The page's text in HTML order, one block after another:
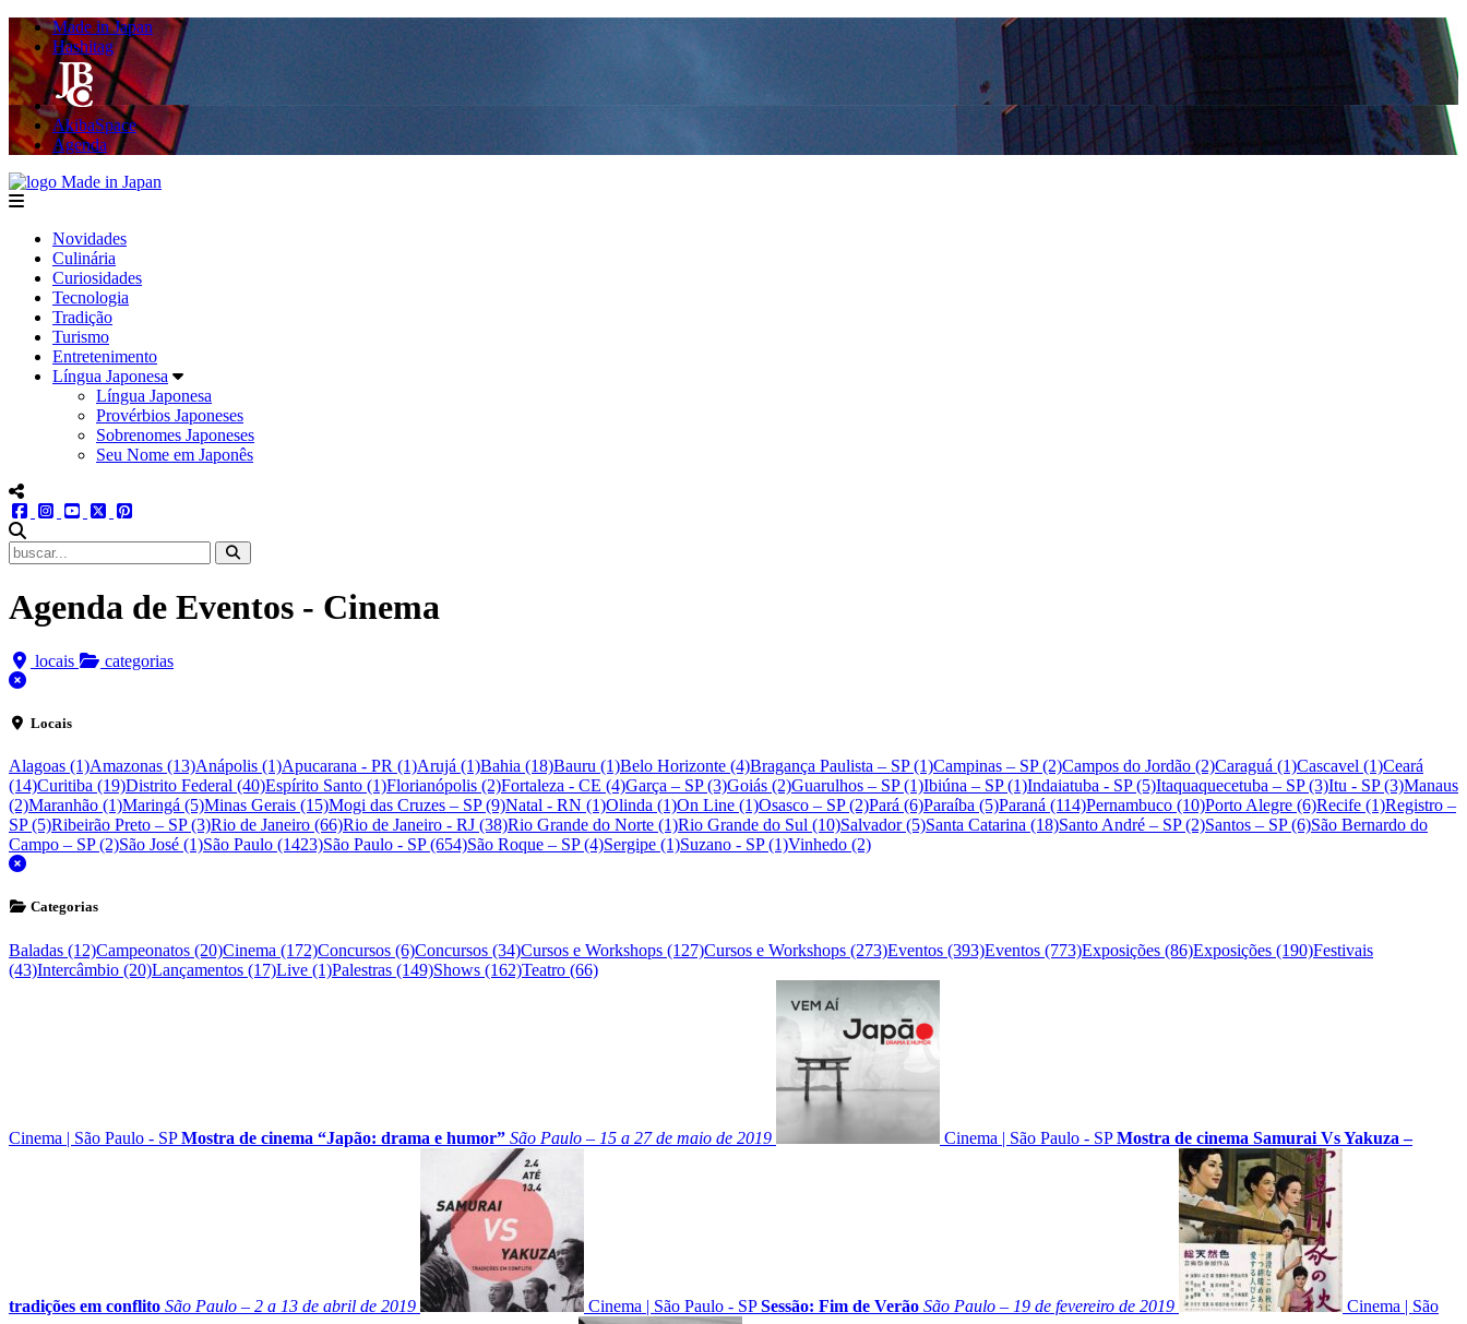
Made in Japan
Hashitag
AkibaSpace
Agenda
menu
Novidades
Culinária
Curiosidades
Tecnologia
Tradição
Turismo
Entretenimento
Língua Japonesa
Língua Japonesa
Provérbios Japoneses
Sobrenomes Japoneses
Seu Nome em Japonês
menu redes social
facebookinstagram
youtube
twitter
Agenda de Eventos - Cinema
locais
categorias
fechar
Locais
Alagoas (1)Amazonas (13)Anápolis (1)Apucarana - PR (1)Arujá (1)Bahia (18)Bauru (1)Belo Horizonte (4)Bragança Paulista – SP (1)Campinas – SP (2)Campos do Jordão (2)Caraguá (1)Cascavel (1)Ceará
(14)Curitiba (19)Distrito Federal (40)Espírito Santo (1)Florianópolis (2)Fortaleza - CE (4)Garça – SP (3)Goiás (2)Guarulhos – SP (1)Ibiúna – SP (1)Indaiatuba - SP (5)Itaquaquecetuba – SP (3)Itu - SP (3)Manaus
(2)Maranhão (1)Maringá (5)Minas Gerais (15)Mogi das Cruzes – SP (9)Natal - RN (1)Olinda (1)On Line (1)Osasco – SP (2)Pará (6)Paraíba (5)Paraná (114)Pernambuco (10)Porto Alegre (6)Recife (1)Registro –
SP (5)Ribeirão Preto – SP (3)Rio de Janeiro (66)Rio de Janeiro - RJ (38)Rio Grande do Norte (1)Rio Grande do Sul (10)Salvador (5)Santa Catarina (18)Santo André – SP (2)Santos – SP (6)São Bernardo do
Campo – SP (2)São José (1)São Paulo (1423)São Paulo - SP (654)São Roque – SP (4)Sergipe (1)Suzano - SP (1)Vinhedo (2)
fechar
Categorias
Baladas (12)Campeonatos (20)Cinema (172)Concursos (6)Concursos (34)Cursos e Workshops (127)Cursos e Workshops (273)Eventos (393)Eventos (773)Exposições (86)Exposições (190)Festivais
(43)Intercâmbio (20)Lançamentos (17)Live (1)Palestras (149)Shows (162)Teatro (66)
Cinema | São Paulo - SP Mostra de cinema “Japão: drama e humor” São Paulo – 15 a 27 de maio de 2019 Cinema | São Paulo - SP Mostra de cinema Samurai Vs Yakuza –
tradições em conflito São Paulo – 2 a 13 de abril de 2019 Cinema | São Paulo - SP Sessão: Fim de Verão São Paulo – 19 de fevereiro de 2019 Cinema | São